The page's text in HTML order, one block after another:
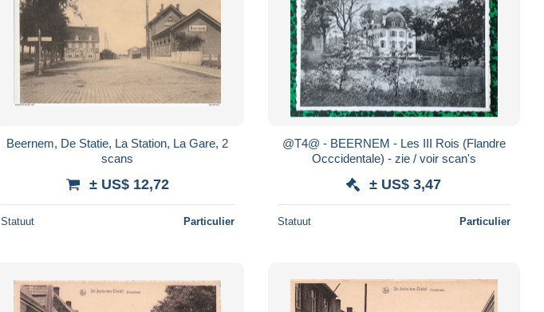
Beernem, De Statie, La Station, La Gare, 2
scans
± US$ 12,72
Statuut Particulier
@T4@ - BEERNEM - Les III Rois (Flandre
Occcidentale) - zie / voir scan's
± US$ 3,47
Statuut Particulier